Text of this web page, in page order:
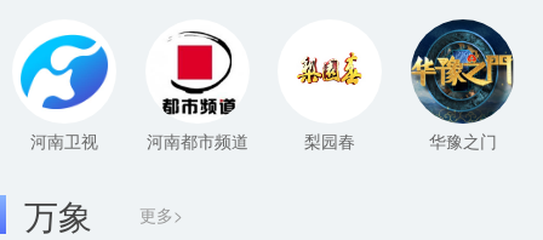
河南卫视 河南都市频道 梨园春 华豫之门
更多>
万象